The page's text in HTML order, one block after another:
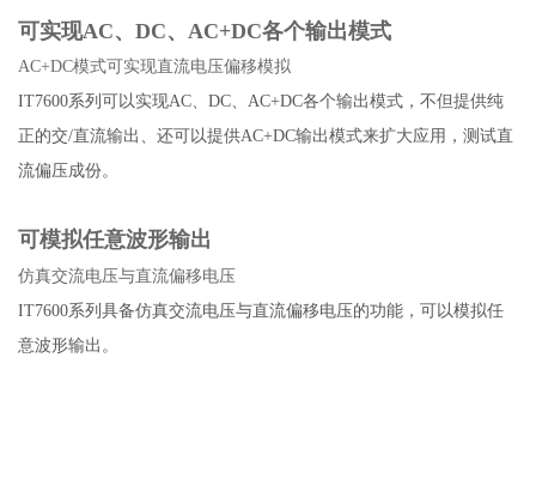
可实现AC、DC、AC+DC各个输出模式
AC+DC模式可实现直流电压偏移模拟
IT7600系列可以实现AC、DC、AC+DC各个输出模式，不但提供纯
正的交/直流输出、还可以提供AC+DC输出模式来扩大应用，测试直
流偏压成份。
可模拟任意波形输出
仿真交流电压与直流偏移电压
IT7600系列具备仿真交流电压与直流偏移电压的功能，可以模拟任
意波形输出。